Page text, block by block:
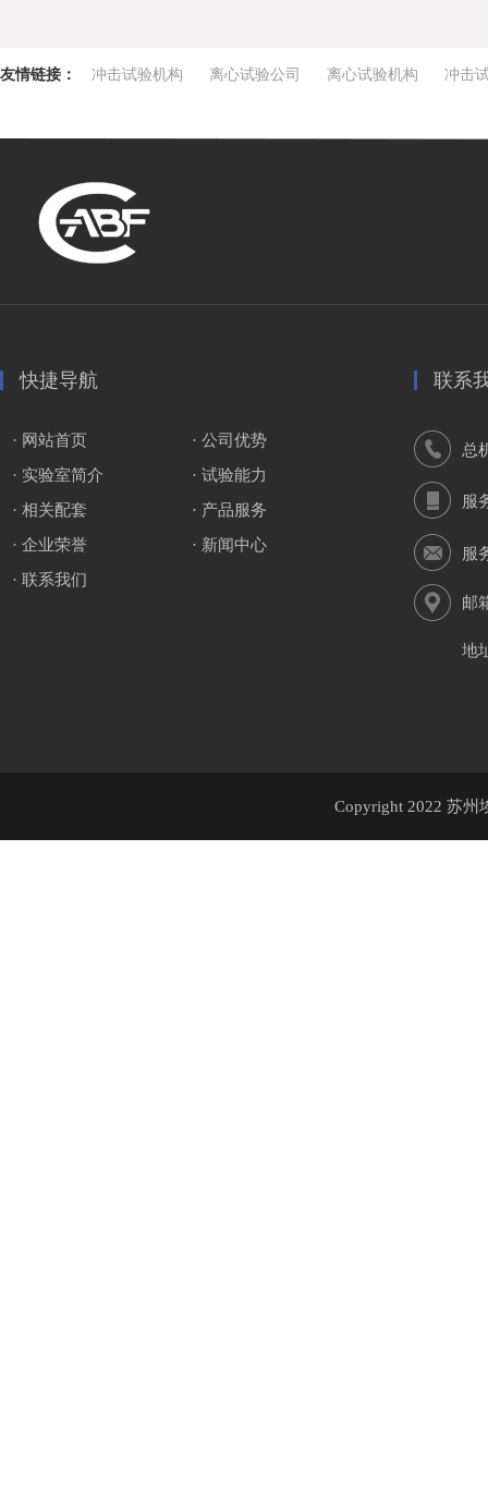
友情链接： 冲击试验机构 离心试验公司 离心试验机构 冲击
快捷导航
· 网站首页
· 公司优势
· 实验室简介
· 试验能力
· 相关配套
· 产品服务
· 企业荣誉
· 新闻中心
· 联系我们
联系
总
服
服
邮
地
Copyright 2022 苏州